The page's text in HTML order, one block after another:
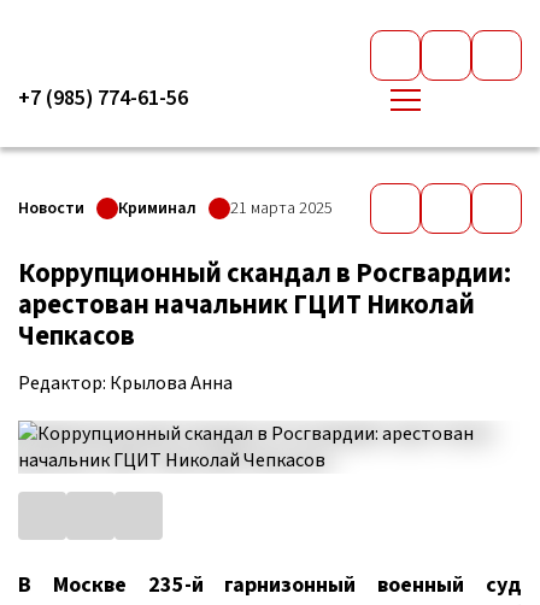
+7 (985) 774-61-56
Новости Криминал 21 марта 2025
Коррупционный скандал в Росгвардии:
арестован начальник ГЦИТ Николай
Чепкасов
Редактор: Крылова Анна
В Москве 235-й гарнизонный военный суд